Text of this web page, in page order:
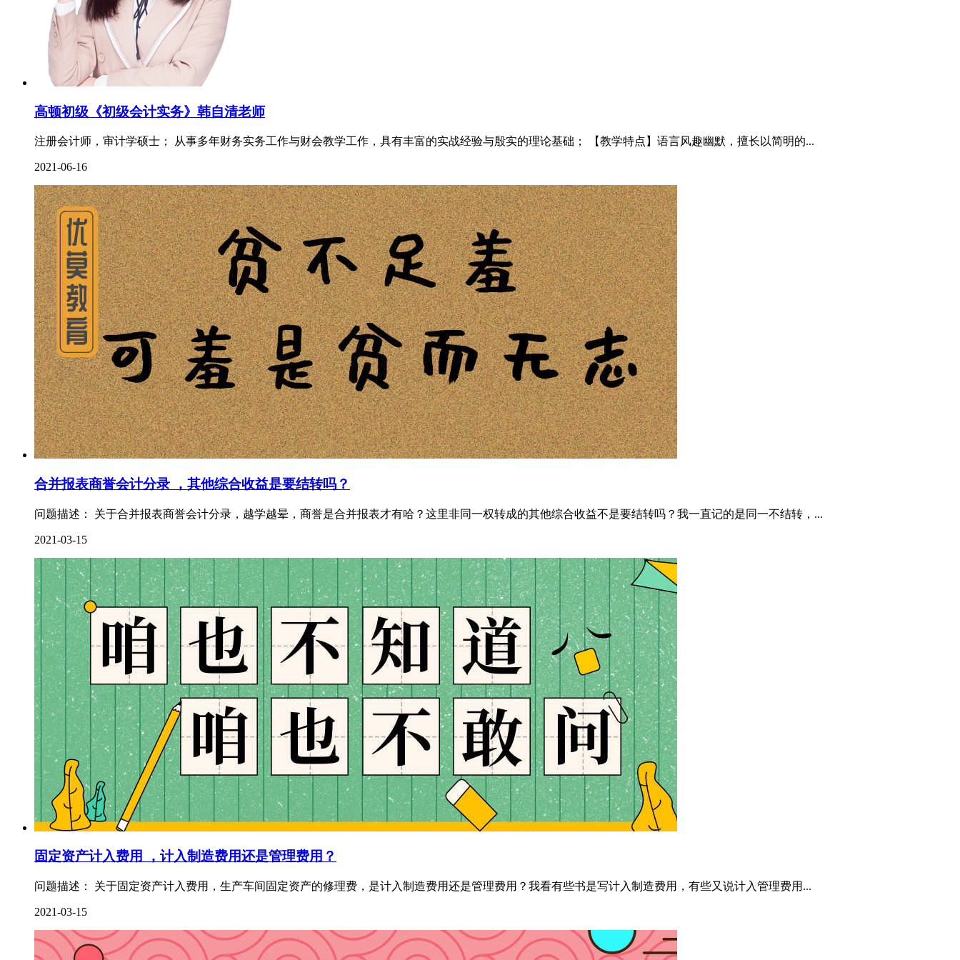
高顿初级《初级会计实务》韩自清老师
注册会计师，审计学硕士； 从事多年财务实务工作与财会教学工作，具有丰富的实战经验与殷实的理论基础； 【教学特点】语言风趣幽默，擅长以简明的...
2021-06-16
合并报表商誉会计分录 ，其他综合收益是要结转吗？
问题描述： 关于合并报表商誉会计分录，越学越晕，商誉是合并报表才有哈？这里非同一权转成的其他综合收益不是要结转吗？我一直记的是同一不结转，...
2021-03-15
固定资产计入费用 ，计入制造费用还是管理费用？
问题描述： 关于固定资产计入费用，生产车间固定资产的修理费，是计入制造费用还是管理费用？我看有些书是写计入制造费用，有些又说计入管理费用...
2021-03-15